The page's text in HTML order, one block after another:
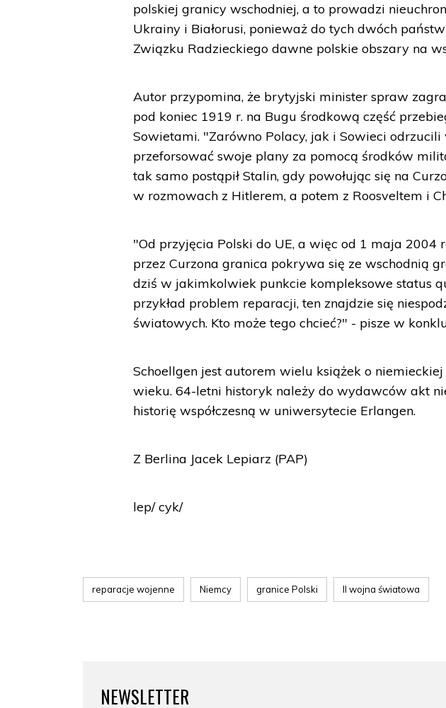
polskiej granicy wschodniej, a to prowadzi
Ukrainy i Białorusi, ponieważ do tych dwóch
Związku Radzieckiego dawne polskie obszary na
Autor przypomina, że brytyjski minister spraw
pod koniec 1919 r. na Bugu środkową część
Sowietami. "Zarówno Polacy, jak i Sowieci
przeforsować swoje plany za pomocą środków
tak samo postąpił Stalin, gdy powołując się na
w rozmowach z Hitlerem, a potem z Roosveltem i
"Od przyjęcia Polski do UE, a więc od 1 maja
przez Curzona granica pokrywa się ze wschodnią
dziś w jakimkolwiek punkcie kompleksowe status
przykład problem reparacji, ten znajdzie się
światowych. Kto może tego chcieć?" - pisze w
Schoellgen jest autorem wielu książek o
wieku. 64-letni historyk należy do wydawców akt
historię współczesną w uniwersytecie Erlangen.
Z Berlina Jacek Lepiarz (PAP)
lep/ cyk/
reparacje wojenne Niemcy granice Polski II wojna światowa
NEWSLETTER